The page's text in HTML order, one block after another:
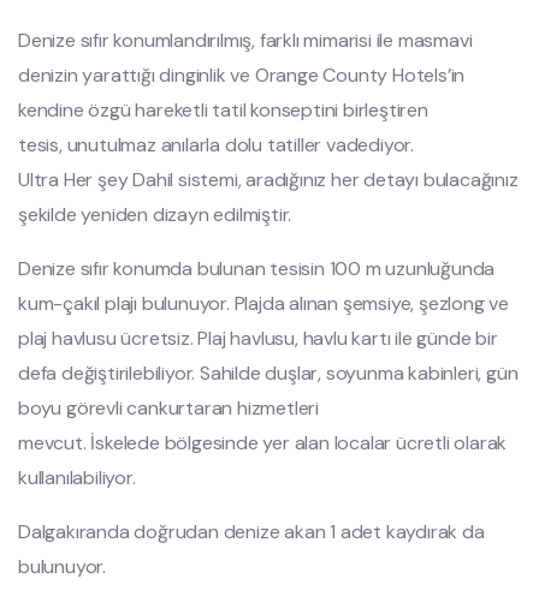
Denize sıfır konumlandırılmış, farklı mimarisi ile masmavi
denizin yarattığı dinginlik ve Orange County Hotels’in
kendine özgü hareketli tatil konseptini birleştiren
tesis, unutulmaz anılarla dolu tatiller vadediyor.
Ultra Her şey Dahil sistemi, aradığınız her detayı bulacağınız
şekilde yeniden dizayn edilmiştir.
Denize sıfır konumda bulunan tesisin 100 m uzunluğunda
kum-çakıl plajı bulunuyor. Plajda alınan şemsiye, şezlong ve
plaj havlusu ücretsiz. Plaj havlusu, havlu kartı ile günde bir
defa değiştirilebiliyor. Sahilde duşlar, soyunma kabinleri, gün
boyu görevli cankurtaran hizmetleri
mevcut. İskelede bölgesinde yer alan localar ücretli olarak
kullanılabiliyor.
Dalgakıranda doğrudan denize akan 1 adet kaydırak da
bulunuyor.